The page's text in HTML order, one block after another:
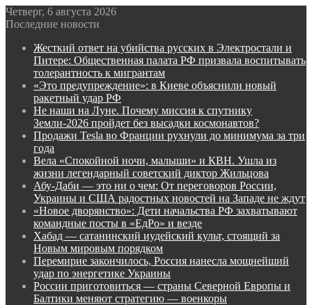
Четверг, 6 августа 2026
Последние новости
Жесткий ответ на убийства русских в Электростали и
Питере: Общественная палата РФ призвала воспитывать
толерантность к мигрантам
«Это предупреждение»: в Киеве объяснили новый
ракетный удар РФ
Не наши на Луне. Почему миссия к спутнику
Земли-2026 пройдет без высадки космонавтов?
Продажи Tesla во Франции рухнули до минимума за три
года
Вела «Спокойной ночи, малыши» и КВН. Ушла из
жизни легендарный советский диктор Жильцова
Абу-Даби — это ни о чем: От переговоров России,
Украины и США радостных новостей на Западе не ждут
«Новое дворянство»: Дети начальства РФ захватывают
командные посты в «ЕдРо» и везде
Хабад — сатанинский иудейский культ, стоящий за
Новым мировым порядком
Перемирие закончилось, Россия нанесла мощнейший
удар по энергетике Украины
России приготовиться — страны Северной Европы и
Балтики меняют стратегию — военкоры